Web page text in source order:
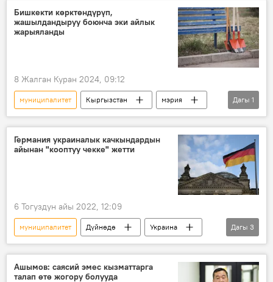
коомдук транспорт
Бишкекти көрктөндүрүп,
жашылдандыруу боюнча эки айлык
жарыяланды
8 Жалган Куран 2024, 09:12
муниципалитет Кыргызстан
мэрия
Бишкек
Дагы 1
Германия украиналык качкындардын
айынан "кооптуу чекке" жетти
6 Тогуздун айы 2022, 12:09
муниципалитет Дүйнөдө
Украина
Германия
качкын акча
Дагы 3
Ашымов: саясий эмес кызматтарга
талап өтө жогору болууда